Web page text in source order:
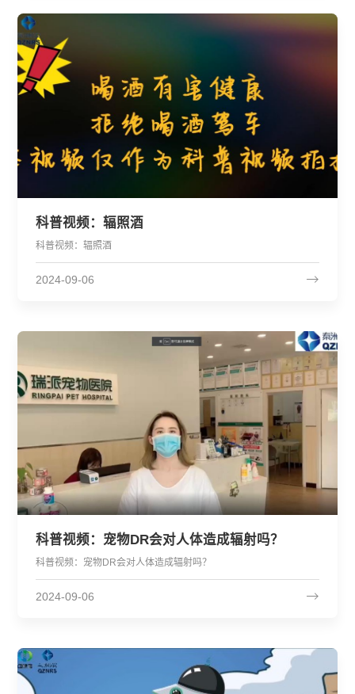
科普视频：辐照酒
科普视频：辐照酒
2024-09-06
科普视频：宠物DR会对人体造成辐射吗？
科普视频：宠物DR会对人体造成辐射吗？
2024-09-06